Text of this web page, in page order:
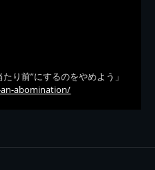
り前”にするのをやめよう」
abomination/